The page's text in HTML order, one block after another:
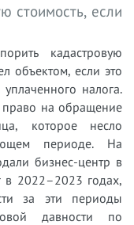
стоимость, если
кадастровую
объектом, если это
налога.
право на обращение
которое несло
периоде. На
бизнес-центр в
в 2022–2023 годах,
за эти периоды
давности по